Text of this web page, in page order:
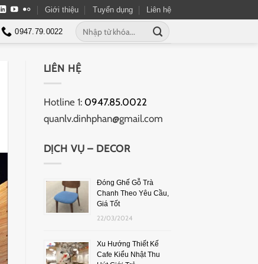
Giới thiệu Tuyển dụng Liên hệ
0947.79.0022
LIÊN HỆ
Hotline 1: 0947.85.0022
quanlv.dinhphan@gmail.com
DỊCH VỤ – DECOR
Đóng Ghế Gỗ Trà
Chanh Theo Yêu Cầu,
Giá Tốt
22/03/2024
Xu Hướng Thiết Kế
Cafe Kiểu Nhật Thu